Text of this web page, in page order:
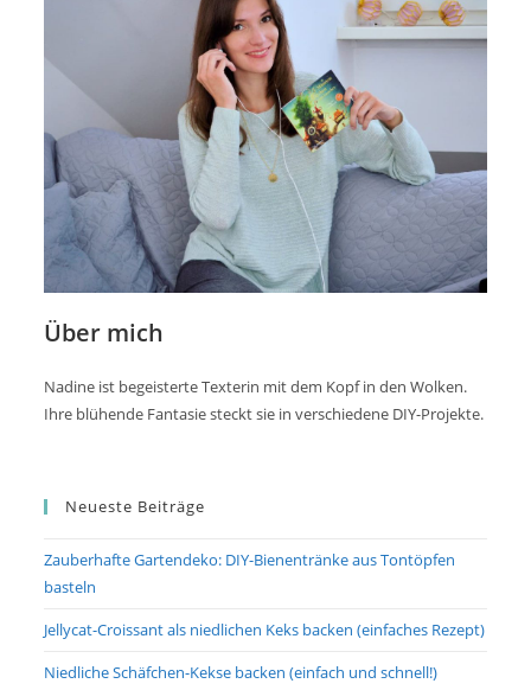
Über mich
Nadine ist begeisterte Texterin mit dem Kopf in den Wolken.
Ihre blühende Fantasie steckt sie in verschiedene DIY-Projekte.
Neueste Beiträge
Zauberhafte Gartendeko: DIY-Bienentränke aus Tontöpfen
basteln
Jellycat-Croissant als niedlichen Keks backen (einfaches Rezept)
Niedliche Schäfchen-Kekse backen (einfach und schnell!)